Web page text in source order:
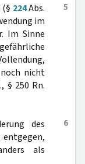
5
224Abs.
im
Im Sinne
nicht
§ 250 Rn.
6
des
als